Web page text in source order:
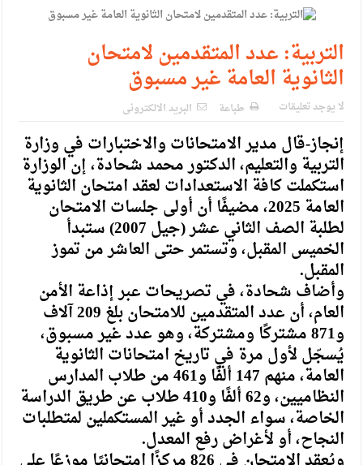
الإسلامية والمسيحية
الأمن يتلف 16 مليون حبة كبتاجون و1480 كغم مواد مخدرة
النواب يقر مشروع تعديل قانون الملكية العقارية
القاضي يلتقي رؤساء تحرير الصحف اليومية ويؤكد حرص مجلس
النواب على شراكة فاعلة مع الإعلام
دعوة المكلفين بخدمة العلم (الدفعة الثالثة) إلى مراجعة منصة خدمة
العلم
الملك يلتقي مجموعة من رفاق السلاح
القاضي محمود أحمد فريحات.. مبارك ومزيدا من التوفيق
التربية: عدد المتقدمين لامتحان
الثانوية العامة غير مسبوق
لا يوجد تعليقات طباعة البريد الالكترونى
إنجاز-قال مدير الامتحانات والاختبارات في وزارة
التربية والتعليم، الدكتور محمد شحادة، إن الوزارة
استكملت كافة الاستعدادات لعقد امتحان الثانوية
العامة 2025، مضيفًا أن أولى جلسات الامتحان
لطلبة الصف الثاني عشر (جيل 2007) ستبدأ
الخميس المقبل، وتستمر حتى العاشر من تموز
المقبل.
وأضاف شحادة، في تصريحات عبر إذاعة الأمن
العام، أن عدد المتقدمين للامتحان بلغ 209 آلاف
و871 مشتركًا ومشتركة، وهو عدد غير مسبوق،
يُسجّل لأول مرة في تاريخ امتحانات الثانوية
العامة، منهم 147 ألفًا و461 من طلاب المدارس
النظاميين، و62 ألفًا و410 طلاب عن طريق الدراسة
الخاصة، سواء الجدد أو غير المستكملين لمتطلبات
النجاح، أو لأغراض رفع المعدل.